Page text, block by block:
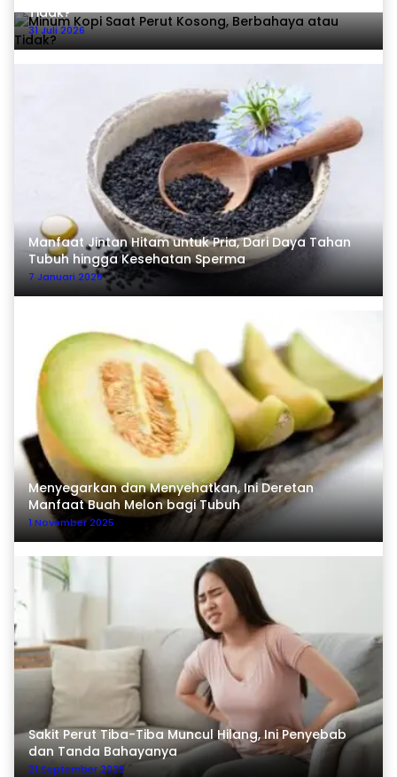
Tidak?
31 Juli 2026
Manfaat Jintan Hitam untuk Pria, Dari Daya Tahan
Tubuh hingga Kesehatan Sperma
7 Januari 2026
Menyegarkan dan Menyehatkan, Ini Deretan
Manfaat Buah Melon bagi Tubuh
1 November 2025
Sakit Perut Tiba-Tiba Muncul Hilang, Ini Penyebab
dan Tanda Bahayanya
21 September 2025